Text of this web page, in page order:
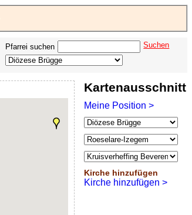
Pfarrei suchen Suchen
Offenbarung
der Apokalypse
des Johannes
Kartenausschnitt
Meine Position >
Kirche hinzufügen
Kirche hinzufügen >